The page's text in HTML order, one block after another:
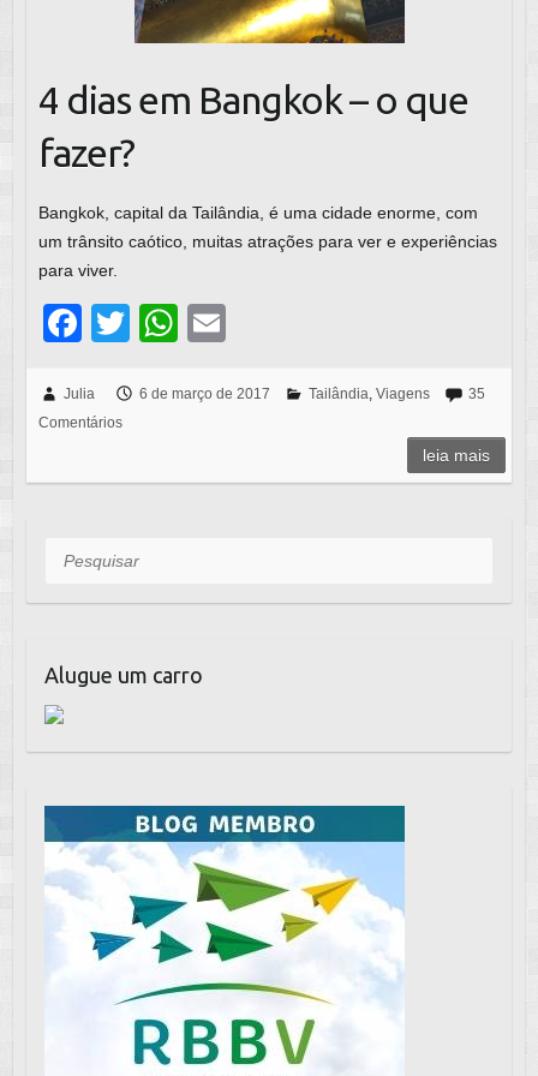
4 dias em Bangkok – o que
fazer?
Bangkok, capital da Tailândia, é uma cidade enorme, com
um trânsito caótico, muitas atrações para ver e experiências
para viver.
F
c
e
b
o
k
T
tt
W
at
A
ail
Julia 6 de março de 2017 Tailândia Viagens
35
Comentários
leia mais
Pesquisar
Alugue um carro